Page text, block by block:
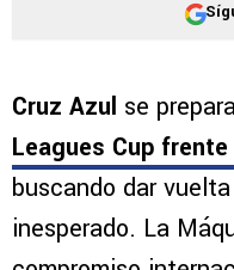
Cruz Azul se
Leagues Cup
buscando dar
inesperado. La